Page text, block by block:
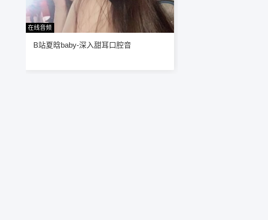
在线音频
B站夏晗baby-深入甜耳口腔音